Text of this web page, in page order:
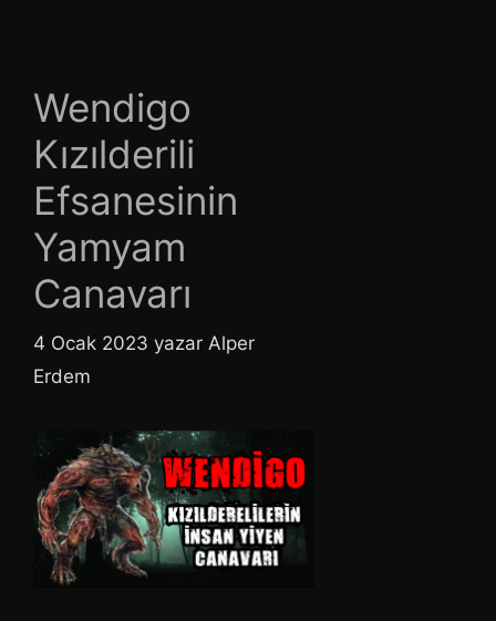
Wendigo
Kızılderili
Efsanesinin
Yamyam
Canavarı
4 Ocak 2023 yazar Alper
Erdem